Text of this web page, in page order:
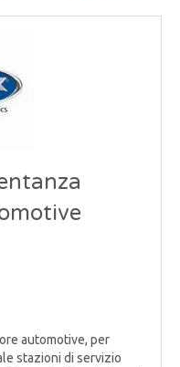
automotive, per
stazioni di servizio